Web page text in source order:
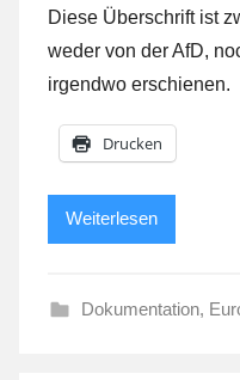
Diese Überschrift ist
weder von der AfD,
irgendwo erschienen.
Drucken
Weiterlesen
Dokumentation,